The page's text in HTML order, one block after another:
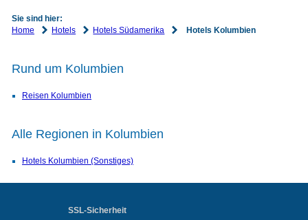
Sie sind hier:
Home
Hotels Hotels Südamerika Hotels Kolumbien
Rund um Kolumbien
Reisen Kolumbien
Alle Regionen in Kolumbien
Hotels Kolumbien (Sonstiges)
SSL-Sicherheit